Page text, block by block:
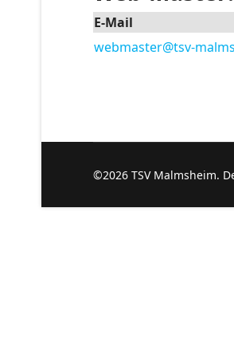
E-Mail
webmaster@tsv-
©2026 TSV Malmsheim.